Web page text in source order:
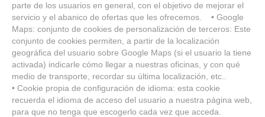
parte de los usuarios en general, con el objetivo de mejorar el
servicio y el abanico de ofertas que les ofrecemos. • Google
Maps: conjunto de cookies de personalización de terceros: Este
conjunto de cookies permiten, a partir de la localización
geográfica del usuario sobre Google Maps (si el usuario la tiene
activada) indicarle cómo llegar a nuestras oficinas, y con qué
medio de transporte, recordar su última localización, etc..
• Cookie propia de configuración de idioma: esta cookie
recuerda el idioma de acceso del usuario a nuestra página web,
para que no tenga que escogerlo cada vez que acceda.